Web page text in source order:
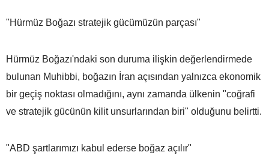
"Hürmüz Boğazı stratejik gücümüzün parçası"
Hürmüz Boğazı'ndaki son duruma ilişkin değerlendirmede
bulunan Muhibbi, boğazın İran açısından yalnızca ekonomik
bir geçiş noktası olmadığını, aynı zamanda ülkenin "coğrafi
ve stratejik gücünün kilit unsurlarından biri" olduğunu belirtti.
"ABD şartlarımızı kabul ederse boğaz açılır"